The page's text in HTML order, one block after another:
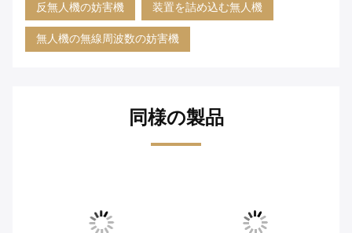
反無人機の妨害機 装置を詰め込む無人機
無人機の無線周波数の妨害機
同様の製品